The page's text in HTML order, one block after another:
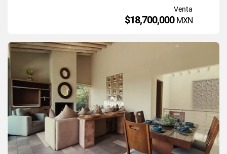
Venta
$18,700,000 MXN